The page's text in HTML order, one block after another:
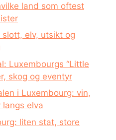
land som oftest
elv, utsikt og
Luxembourgs “Little
skog og eventyr
i Luxembourg: vin,
elva
liten stat, store